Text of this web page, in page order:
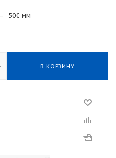
500 мм
В КОРЗИНУ